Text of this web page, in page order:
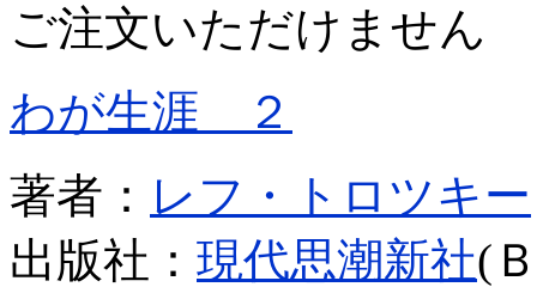
ご注文いただけません
わが生涯 ２
著者： レフ・トロツキー
出版社： 現代思潮新社(